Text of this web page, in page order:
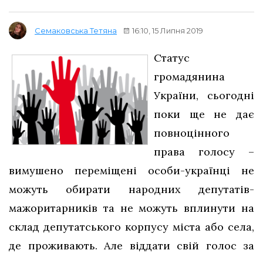
Семаковська Тетяна 16:10, 15 Липня 2019
Статус
громадянина
України, сьогодні
поки ще не дає
повноцінного
права голосу –
вимушено переміщені особи-українці не
можуть обирати народних депутатів-
мажоритарників та не можуть вплинути на
склад депутатського корпусу міста або села,
де проживають. Але віддати свій голос за